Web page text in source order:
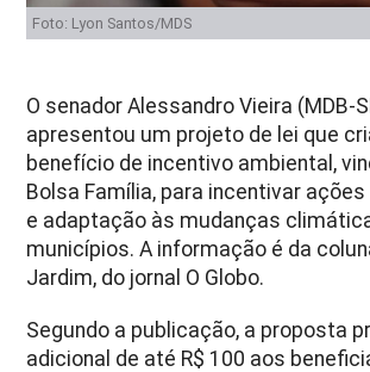
Foto: Lyon Santos/MDS
O senador Alessandro Vieira (MDB-
apresentou um projeto de lei que
benefício de incentivo ambiental,
Bolsa Família, para incentivar
e adaptação às mudanças
municípios. A informação é da
Jardim, do jornal O Globo.
Segundo a publicação, a proposta
adicional de até R$ 100 aos